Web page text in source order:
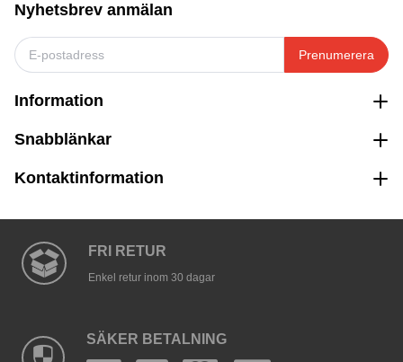
Nyhetsbrev anmälan
Prenumerera
Information
Snabblänkar
Kontaktinformation
FRI RETUR
Enkel retur inom 30 dagar
SÄKER BETALNING